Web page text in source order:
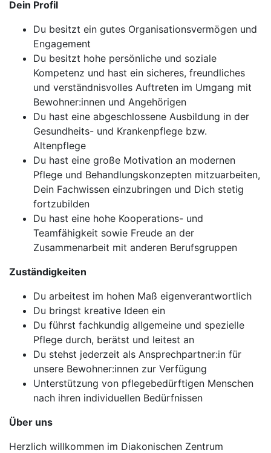
Dein Profil
Du besitzt ein gutes Organisationsvermögen und
Engagement
Du besitzt hohe persönliche und soziale
Kompetenz und hast ein sicheres, freundliches
und verständnisvolles Auftreten im Umgang mit
Bewohner:innen und Angehörigen
Du hast eine abgeschlossene Ausbildung in der
Gesundheits- und Krankenpflege bzw.
Altenpflege
Du hast eine große Motivation an modernen
Pflege und Behandlungskonzepten mitzuarbeiten,
Dein Fachwissen einzubringen und Dich stetig
fortzubilden
Du hast eine hohe Kooperations- und
Teamfähigkeit sowie Freude an der
Zusammenarbeit mit anderen Berufsgruppen
Zuständigkeiten
Du arbeitest im hohen Maß eigenverantwortlich
Du bringst kreative Ideen ein
Du führst fachkundig allgemeine und spezielle
Pflege durch, berätst und leitest an
Du stehst jederzeit als Ansprechpartner:in für
unsere Bewohner:innen zur Verfügung
Unterstützung von pflegebedürftigen Menschen
nach ihren individuellen Bedürfnissen
Über uns
Herzlich willkommen im Diakonischen Zentrum